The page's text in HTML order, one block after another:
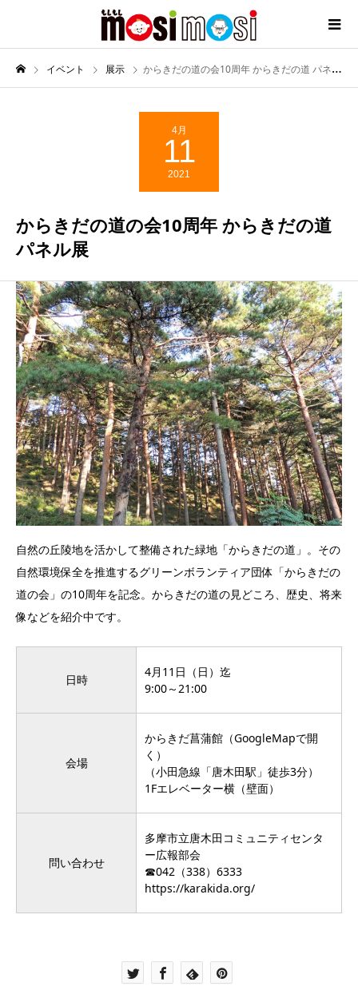
イベント 展示 からきだの道の会10周年 からきだの道 パネル展
4月
11
2021
からきだの道の会10周年 からきだの道
パネル展
自然の丘陵地を活かして整備された緑地「からきだの道」。その
自然環境保全を推進するグリーンボランティア団体「からきだの
道の会」の10周年を記念。からきだの道の見どころ、歴史、将来
像などを紹介中です。
日時
4月11日（日）迄
9:00～21:00
会場
からきだ菖蒲館 （GoogleMapで開
く）
（小田急線「唐木田駅」徒歩3分）
1Fエレベーター横（壁面）
問い合わせ
多摩市立唐木田コミュニティセンタ
ー広報部会
☎︎042（338）6333
https://karakida.org/